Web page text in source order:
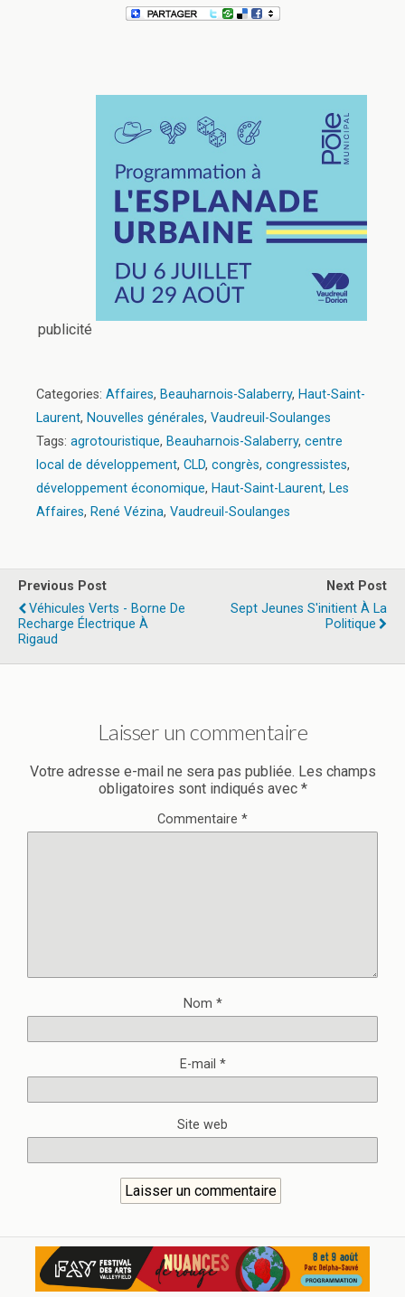
publicité
Categories: Affaires, Beauharnois-Salaberry, Haut-Saint-
Laurent, Nouvelles générales, Vaudreuil-Soulanges
Tags: agrotouristique, Beauharnois-Salaberry, centre
local de développement, CLD, congrès, congressistes,
développement économique, Haut-Saint-Laurent, Les
Affaires, René Vézina, Vaudreuil-Soulanges
Previous Post
Véhicules Verts - Borne De
Recharge Électrique À
Rigaud
Next Post
Sept Jeunes S'initient À La
Politique
Laisser un commentaire
Votre adresse e-mail ne sera pas publiée. Les champs
obligatoires sont indiqués avec *
Commentaire *
Nom *
E-mail *
Site web